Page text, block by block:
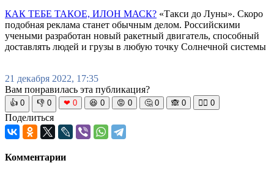
КАК ТЕБЕ ТАКОЕ, ИЛОН МАСК? «Такси до Луны». Скоро
подобная реклама станет обычным делом. Российскими
учеными разработан новый ракетный двигатель, способный
доставлять людей и грузы в любую точку Солнечной системы
21 декабря 2022, 17:35
Вам понравилась эта публикация?
👍 0 👎 0 ❤ 0 😆 0 😡 0 🤔 0 🙈 0 🧘‍♀️ 0
Поделиться
Комментарии